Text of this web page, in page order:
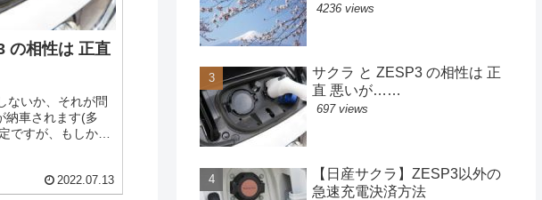
の相性は 正直
ないか、それが問
納車されます(多
ですが、もしかし
ミッション・サポ
2022.07.13
4236 views
サクラ と ZESP3 の相性は 正
直 悪いが……
697 views
【日産サクラ】ZESP3以外の
急速充電決済方法